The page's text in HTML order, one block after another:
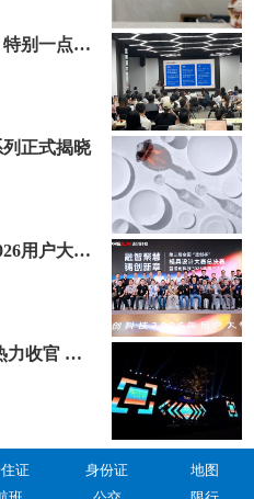
2026温州工厂海外询盘稀缺？特别一点AI 短视频引流 + 麦穗智能获客谷歌定制独立站双渠道拓客！
正式揭晓
共赴智造新范式，适创科技2026用户大会将于深圳启幕
2026 梅山湾海浪音乐季首周热力收官 文体旅深度融合点燃滨海夏日经济
住证 身份证
地图